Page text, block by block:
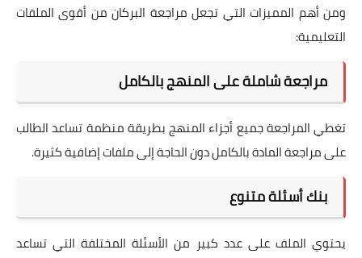
ومن أهم المميزات التي تجعل مراجعة البركان من أقوى الملفات
التعليمية:
مراجعة شاملة على المنهج بالكامل
تغطي المراجعة جميع أجزاء المنهج بطريقة منظمة تساعد الطالب
على مراجعة المادة بالكامل دون الحاجة إلى ملفات إضافية كثيرة.
بنك أسئلة متنوع
يحتوي الملف على عدد كبير من الأسئلة المختلفة التي تساعد